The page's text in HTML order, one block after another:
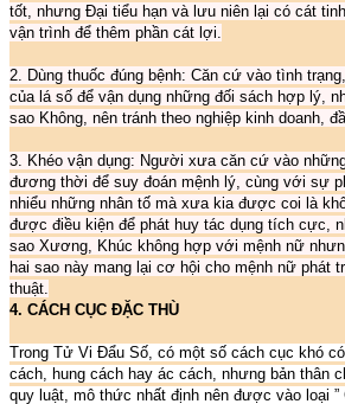
tốt, nhưng Đại tiểu hạn và lưu niên lại có cát
vận trình để thêm phần cát lợi.
2. Dùng thuốc đúng bệnh: Căn cứ vào tình
của lá số để vận dụng những đối sách hợp lý,
sao Không, nên tránh theo nghiệp kinh doanh,
3. Khéo vận dụng: Người xưa căn cứ vào
đương thời để suy đoán mệnh lý, cùng với sự
nhiểu những nhân tố mà xưa kia được coi là
được điều kiện để phát huy tác dụng tích cực,
sao Xương, Khúc không hợp với mệnh nữ
hai sao này mang lại cơ hội cho mệnh nữ phát
thuật.
4. CÁCH CỤC ĐẶC THÙ
Trong Tử Vi Đẩu Số, có một số cách cục khó
cách, hung cách hay ác cách, nhưng bản thân
quy luật, mô thức nhất định nên được vào loại ”